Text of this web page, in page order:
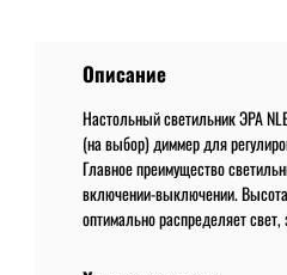
Описание
Настольный светильник ЭРА
(на выбор) диммер для
Главное преимущество
включении-выключении.
оптимально распределяет